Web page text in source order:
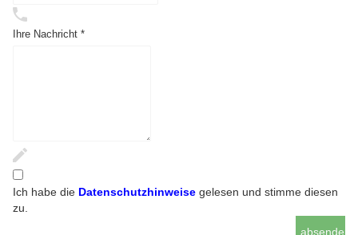
Ihre Nachricht *
Ich habe die Datenschutzhinweise gelesen und stimme diesen
zu.